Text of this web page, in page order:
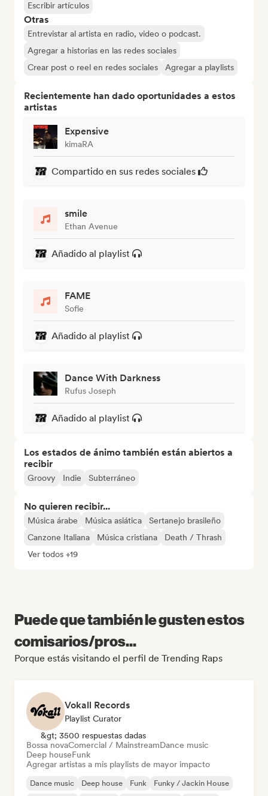
Escribir artículos
Otras
Entrevistar al artista en radio, video o podcast.
Agregar a historias en las redes sociales
Crear post o reel en redes sociales
Agregar a playlists
Recientemente han dado oportunidades a estos
artistas
Expensive
kimaRA
Compartido en sus redes sociales
smile
Ethan Avenue
Añadido al playlist
FAME
Sofie
Añadido al playlist
Dance With Darkness
Rufus Joseph
Añadido al playlist
Los estados de ánimo también están abiertos a
recibir
Groovy Indie Subterráneo
No quieren recibir...
Música árabe Música asiática
Sertanejo brasileño
Canzone Italiana
Música cristiana
Death / Thrash
Ver todos +19
Puede que también le gusten estos
comisarios/pros...
Porque estás visitando el perfil de Trending Raps
Vokall Records
Playlist Curator
&gt; 3500 respuestas dadas
Bossa novaComercial / MainstreamDance music
Deep houseFunk
Agregar artistas a mis playlists de mayor impacto
Dance music Deep house Funk Funky / Jackin House